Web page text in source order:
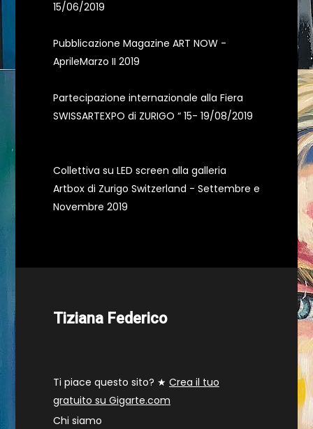
15/06/2019
Pubblicazione Magazine ART NOW -
AprileMarzo II 2019
Partecipazione internazionale alla Fiera
SWISSARTEXPO di ZURIGO “ 15- 19/08/2019
Collettiva su LED screen alla galleria
Artbox di Zurigo Switzerland - Settembre e
Novembre 2019
Tiziana Federico
Ti piace questo sito? ★ Crea il tuo
gratuito su Gigarte.com
Chi siamo